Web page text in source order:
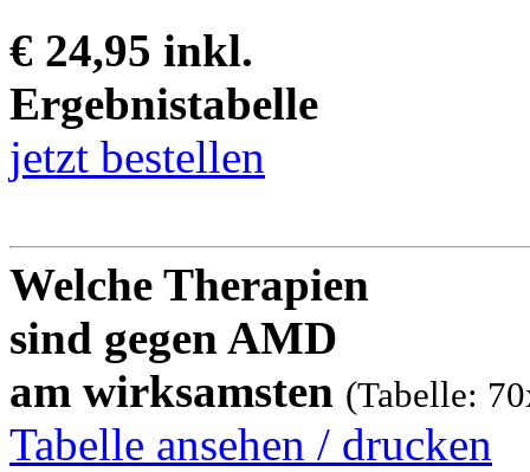
€ 24,95 inkl.
Ergebnistabelle
jetzt bestellen
Welche Therapien
sind gegen AMD
am wirksamsten (Tabelle:
Tabelle ansehen / drucken